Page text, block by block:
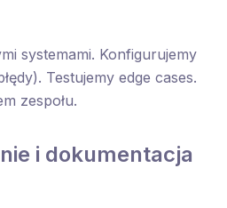
systemami. Konfigurujemy
Testujemy edge cases.
zespołu.
i dokumentacja